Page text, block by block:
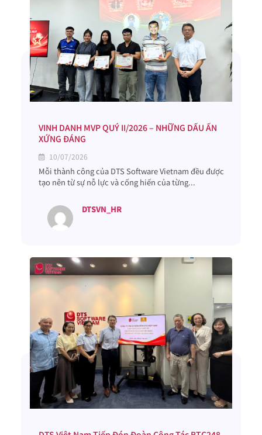
VINH DANH MVP QUÝ II/2026 – NHỮNG DẤU ẤN
XỨNG ĐÁNG
10/07/2026
Mỗi thành công của DTS Software Vietnam đều được
tạo nên từ sự nỗ lực và cống hiến của từng...
DTSVN_HR